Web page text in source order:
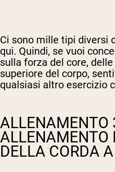
Ci sono mille tipi diversi
qui. Quindi, se vuoi
sulla forza del core,
superiore del corpo,
qualsiasi altro esercizio
ALLENAMENTO
ALLENAMENTO
DELLA CORDA